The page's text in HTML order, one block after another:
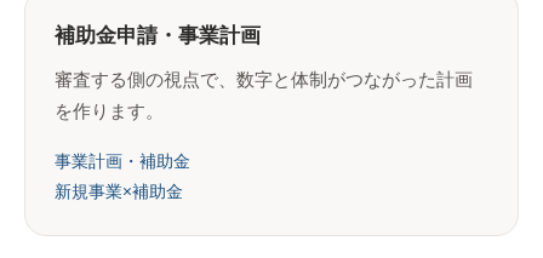
補助金申請・事業計画
審査する側の視点で、数字と体制がつながった計画
を作ります。
事業計画・補助金
新規事業×補助金